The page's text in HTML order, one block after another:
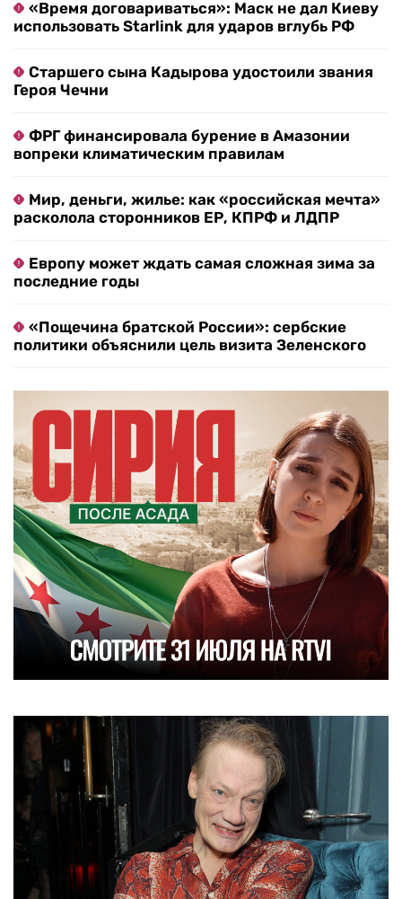
«Время договариваться»: Маск не дал Киеву
использовать Starlink для ударов вглубь РФ
Старшего сына Кадырова удостоили звания
Героя Чечни
ФРГ финансировала бурение в Амазонии
вопреки климатическим правилам
Мир, деньги, жилье: как «российская мечта»
расколола сторонников ЕР, КПРФ и ЛДПР
Европу может ждать самая сложная зима за
последние годы
«Пощечина братской России»: сербские
политики объяснили цель визита Зеленского